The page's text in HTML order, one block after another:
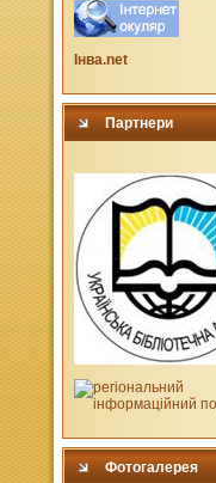
Інва.net
Партнери
Фотогалерея